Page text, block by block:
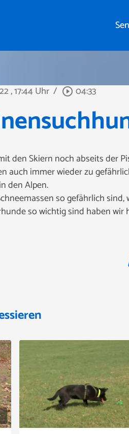
, 17:44 Uhr / play_circle_outline 04:33
den Skiern noch abseits der
auch immer wieder zu
den Alpen.
so gefährlich
so wichtig sind haben